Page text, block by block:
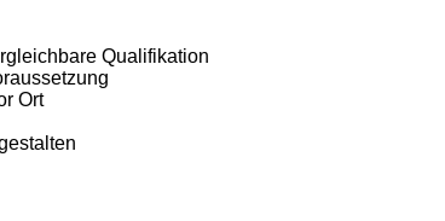
Qualifikation
Ort